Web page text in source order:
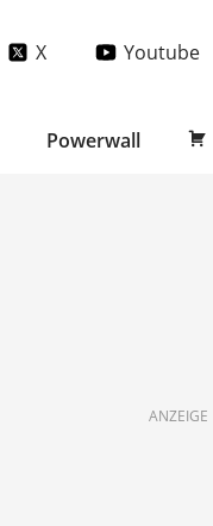
X Youtube
Powerwall
ANZEIGE